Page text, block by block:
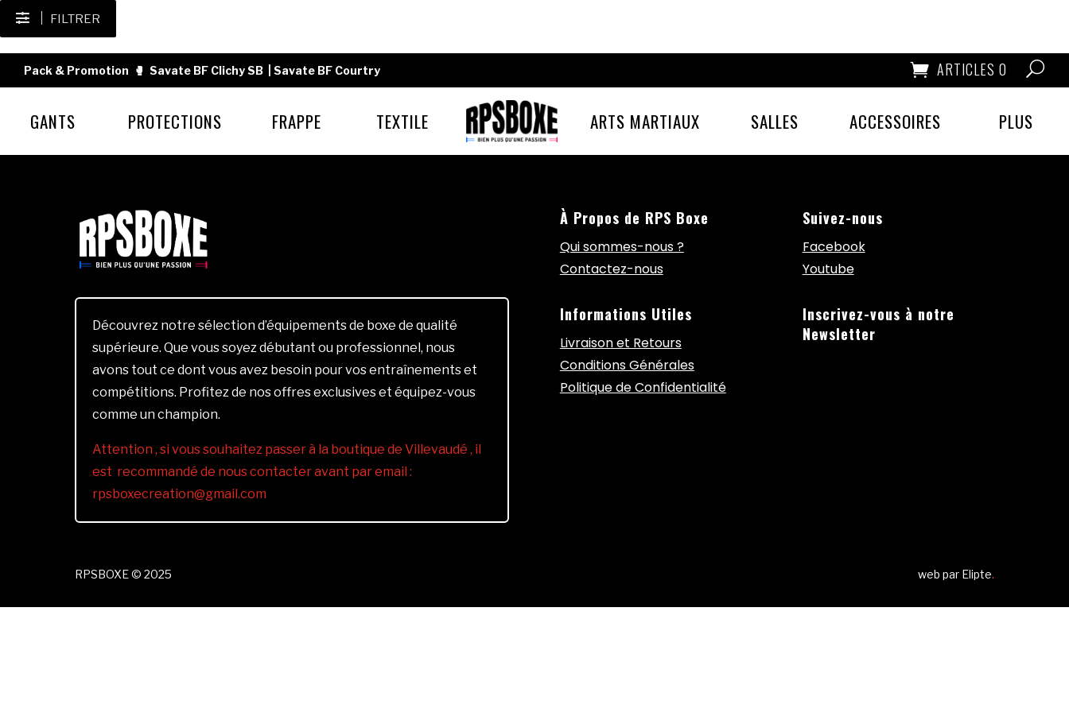
FILTRER
Pack & Promotion 🥊 Savate BF Clichy SB Savate BF Courtry ARTICLES 0
GANTS PROTECTIONS FRAPPE TEXTILE ARTS MARTIAUX SALLES ACCESSOIRES PLUS
Découvrez notre sélection d’équipements de boxe de qualité
supérieure. Que vous soyez débutant ou professionnel, nous
avons tout ce dont vous avez besoin pour vos entraînements et
compétitions. Profitez de nos offres exclusives et équipez-vous
comme un champion.
Attention , si vous souhaitez passer à la boutique de Villevaudé , il
est recommandé de nous contacter avant par email :
rpsboxecreation@gmail.com
À Propos de RPS Boxe
Qui sommes-nous ?
Contactez-nous
Informations Utiles
Livraison et Retours
Conditions Générales
Politique de Confidentialité
Suivez-nous
Facebook
Youtube
Inscrivez-vous à notre
Newsletter
RPSBOXE © 2025 web par Elipte.